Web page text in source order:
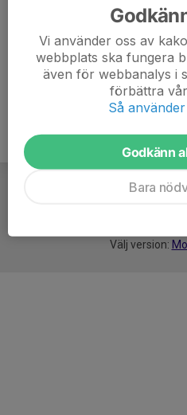
Välj version:
Vi använder oss av
webbplats ska fungera
även för webbanalys i
förbättra
Så
Godkänn
Bara